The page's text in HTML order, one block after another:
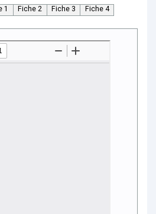
1 Fiche 2 Fiche 3
Fiche 4